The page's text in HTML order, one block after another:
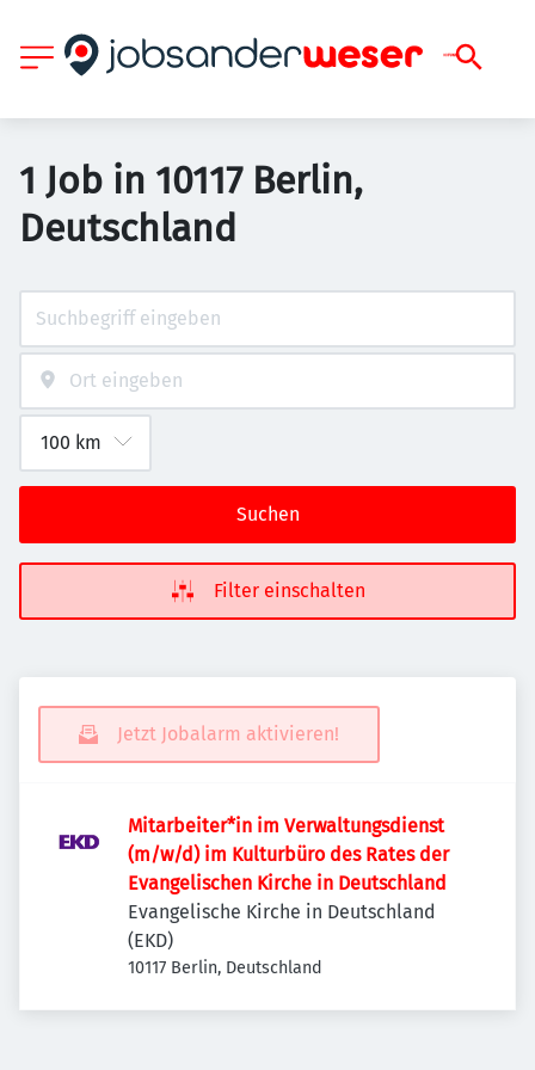
1 Job in 10117 Berlin,
Deutschland
Suchen
Filter einschalten
Jetzt Jobalarm aktivieren!
Mitarbeiter*in im Verwaltungsdienst
(m/w/d) im Kulturbüro des Rates der
Evangelischen Kirche in Deutschland
Evangelische Kirche in Deutschland
(EKD)
10117 Berlin, Deutschland